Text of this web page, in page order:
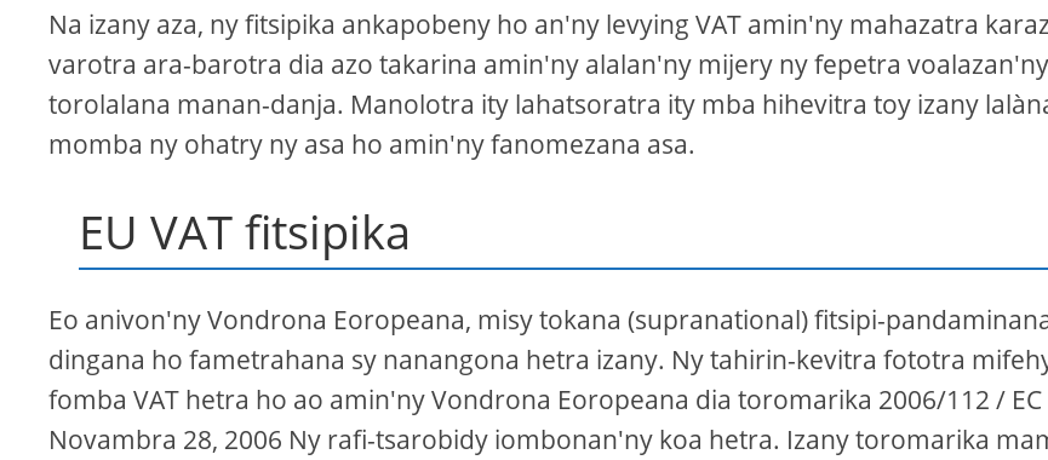
Na izany aza, ny fitsipika ankapobeny ho an'ny levying VAT amin'ny mahazatra
varotra ara-barotra dia azo takarina amin'ny alalan'ny mijery ny fepetra
torolalana manan-danja. Manolotra ity lahatsoratra ity mba hihevitra toy izany
momba ny ohatry ny asa ho amin'ny fanomezana asa.
EU VAT fitsipika
Eo anivon'ny Vondrona Eoropeana, misy tokana (supranational) fitsipi-
dingana ho fametrahana sy nanangona hetra izany. Ny tahirin-kevitra fototra
fomba VAT hetra ho ao amin'ny Vondrona Eoropeana dia toromarika 2006/112 / EC
Novambra 28, 2006 Ny rafi-tsarobidy iombonan'ny koa hetra. Izany toromarika